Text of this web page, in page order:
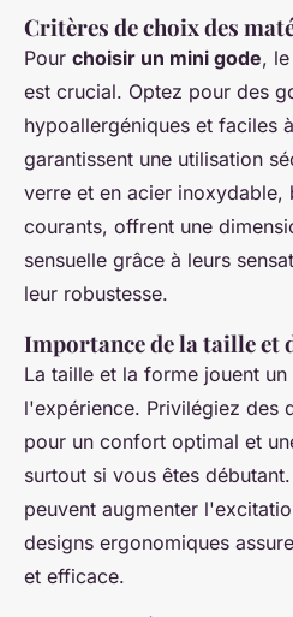
Critères de choix des
Pour choisir un mini gode,
est crucial. Optez pour des
hypoallergéniques et faciles
garantissent une utilisation
verre et en acier inoxydable,
courants, offrent une
sensuelle grâce à leurs
leur robustesse.
Importance de la taille et
La taille et la forme jouent
l'expérience. Privilégiez des
pour un confort optimal et
surtout si vous êtes
peuvent augmenter
designs ergonomiques
et efficace.